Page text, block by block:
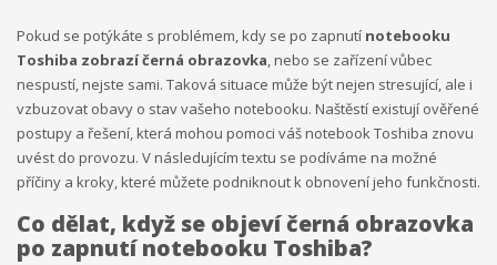
Pokud se potýkáte s problémem, kdy se po zapnutí notebooku
Toshiba zobrazí černá obrazovka, nebo se zařízení vůbec
nespustí, nejste sami. Taková situace může být nejen stresující, ale i
vzbuzovat obavy o stav vašeho notebooku. Naštěstí existují ověřené
postupy a řešení, která mohou pomoci váš notebook Toshiba znovu
uvést do provozu. V následujícím textu se podíváme na možné
příčiny a kroky, které můžete podniknout k obnovení jeho funkčnosti.
Co dělat, když se objeví černá obrazovka
po zapnutí notebooku Toshiba?